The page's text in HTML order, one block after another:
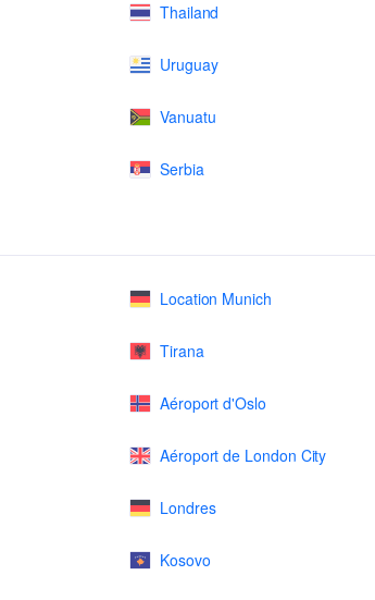
Thailand
Uruguay
Vanuatu
Serbia
Location Munich
Tirana
Aéroport d'Oslo
Aéroport de London City
Londres
Kosovo